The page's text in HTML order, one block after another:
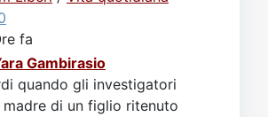
fa
Gambirasio
quando gli investigatori
di un figlio ritenuto